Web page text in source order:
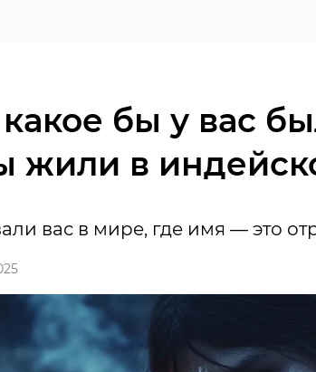
какое бы у вас
жили в
вас в мире, где имя — это